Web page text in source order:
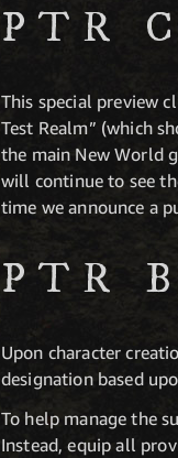
PTR
This special preview
Test Realm” (which
the main New World
will continue to see
time we announce a
PTR
Upon character
designation based
To help manage the
Instead, equip all